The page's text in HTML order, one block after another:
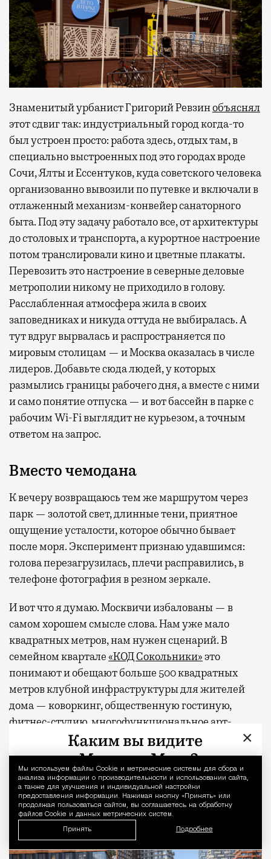
Уведомление
Мы используем файлы Сookie и метрические системы для сбора и
анализа информации о производительности и использовании сайта,
а также для улучшения и индивидуальной настройки
предоставления информации. Нажимая кнопку «Принять» или
продолжая пользоваться сайтом, вы соглашаетесь на обработку
файлов Cookie и данных метрических систем.
Принять Подробнее
Знаменитый урбанист Григорий Ревзинобъяснял
этот сдвиг так: индустриальный город когда-то
был устроен просто: работа здесь, отдых там, в
специально выстроенных под это городах вроде
Сочи, Ялты и Ессентуков, куда советского человека
организованно вывозили по путевке и включали в
отлаженный механизм-конвейер санаторного
быта. Под эту задачу работало все, от архитектуры
до столовых и транспорта, а курортное настроение
потом транслировали кино и цветные плакаты.
Перевозить это настроение в северные деловые
метрополии никому не приходило в голову.
Расслабленная атмосфера жила в своих
заповедниках и никуда оттуда не выбиралась. А
тут вдруг вырвалась и распространяется по
мировым столицам — и Москва оказалась в числе
лидеров. Добавьте сюда людей, у которых
размылись границы рабочего дня, а вместе с ними
и само понятие отпуска — и вот бассейн в парке с
рабочим Wi-Fi выглядит не курьезом, а точным
ответом на запрос.
Вместо чемодана
К вечеру возвращаюсь тем же маршрутом через
парк — золотой свет, длинные тени, приятное
ощущение усталости, которое обычно бывает
после моря. Эксперимент признаю удавшимся:
голова перезагрузилась, плечи расправились, в
телефоне фотография в резном зеркале.
И вот что я думаю. Москвичи избалованы — в
самом хорошем смысле слова. Нам уже мало
квадратных метров, нам нужен сценарий. В
семейном квартале«КОД Сокольники»это
понимают и обещают больше 500 квадратных
метров клубной инфраструктуры для жителей
дома — коворкинг, общественную гостиную,
фитнес-студию, многофункциональное арт-
пространство и двухуровневую «игровую» для
детей. А снаружи, через свой тихий вход, будет
легендарный парк со всем его курортным
хозяйством.
×